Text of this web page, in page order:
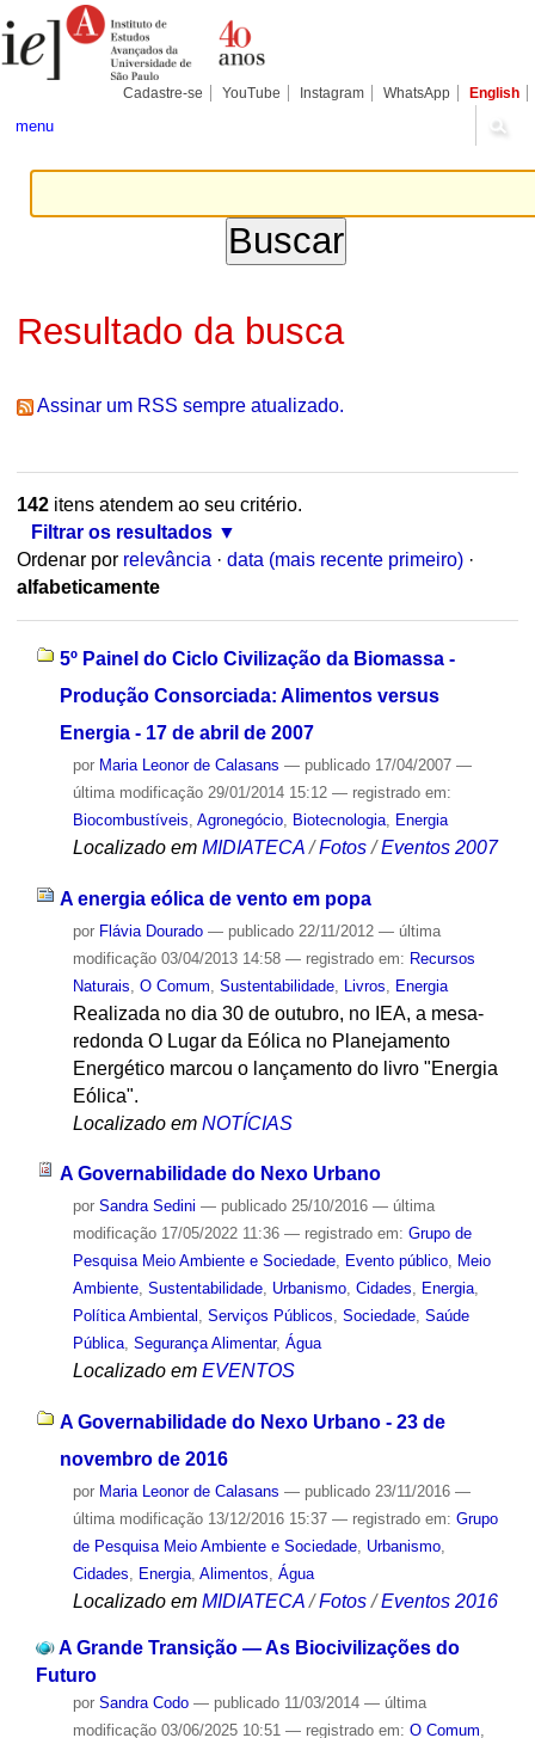
para
conteúdo.
Pessoais
Cadastre-se YouTube Instagram WhatsApp English
menu
Resultado da busca
Assinar um RSS sempre atualizado.
142itens atendem ao seu critério.
Filtrar os resultados
Ordenar por relevância · data (mais recente primeiro) ·
alfabeticamente
5º Painel do Ciclo Civilização da Biomassa -
Produção Consorciada: Alimentos versus
Energia - 17 de abril de 2007
por Maria Leonor de Calasans — publicado17/04/2007 —
última modificação29/01/2014 15:12 — registrado em:
Biocombustíveis Agronegócio, Biotecnologia, Energia
Localizado em MIDIATECA /Fotos /Eventos 2007
A energia eólica de vento em popa
por Flávia Dourado — publicado22/11/2012 — última
modificação03/04/2013 14:58 — registrado em: Recursos
Naturais O Comum Sustentabilidade, Livros Energia
Realizada no dia 30 de outubro, no IEA, a mesa-
redonda O Lugar da Eólica no Planejamento
Energético marcou o lançamento do livro "Energia
Eólica".
Localizado em NOTÍCIAS
A Governabilidade do Nexo Urbano
por Sandra Sedini — publicado25/10/2016 — última
modificação17/05/2022 11:36 — registrado em: Grupo de
Pesquisa Meio Ambiente e Sociedade, Evento público, Meio
Ambiente, Sustentabilidade, Urbanismo, Cidades, Energia,
Política Ambiental , Serviços Públicos, Sociedade, Saúde
Pública, Segurança Alimentar, Água
Localizado em EVENTOS
A Governabilidade do Nexo Urbano - 23 de
novembro de 2016
por Maria Leonor de Calasans — publicado23/11/2016 —
última modificação13/12/2016 15:37 — registrado em: Grupo
de Pesquisa Meio Ambiente e Sociedade, Urbanismo,
Cidades, Energia, Alimentos, Água
Localizado em MIDIATECA /Fotos /Eventos 2016
A Grande Transição — As Biocivilizações do
Futuro
por Sandra Codo — publicado11/03/2014 — última
modificação03/06/2025 10:51 — registrado em: O Comum